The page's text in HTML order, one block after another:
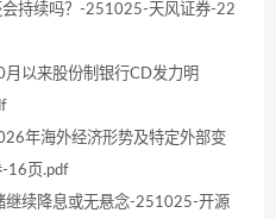
持续吗？-251025-天风证券-22
以来股份制银行CD发力明
年海外经济形势及特定外部变
16页.pdf
继续降息或无悬念-251025-开源